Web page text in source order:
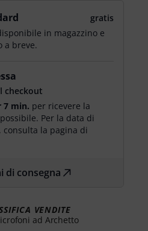
gratis
in magazzino e
a breve.
checkout
7 min. per ricevere la
Per la data di
consulta la pagina di
di consegna
VENDITE
ad Archetto